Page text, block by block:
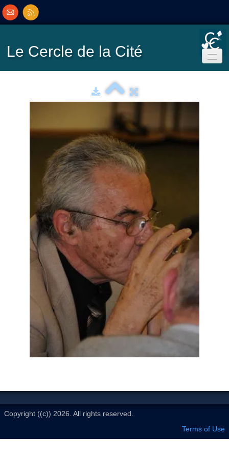
Le Cercle de la Cité
Inscriptions/Programme
▼
Classement▼
Le Club
Copyright ((c)) 2026. All rights reserved.
Terms of Use